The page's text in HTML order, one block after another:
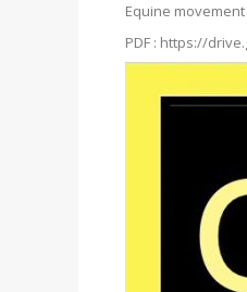
Equine
PDF : https://